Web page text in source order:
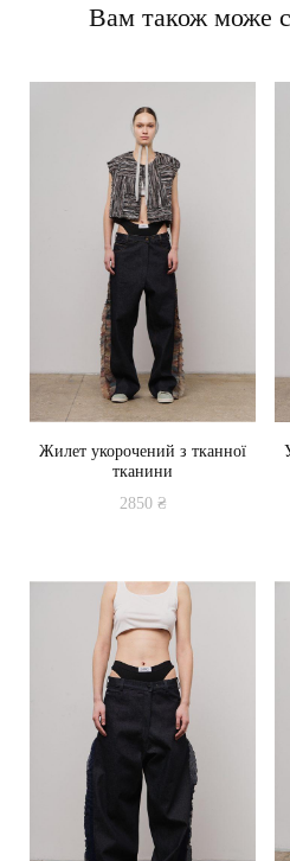
Вам також може
Жилет укорочений з тканної
тканини
2850 ₴
кілька
варіантів.
Параметри
можна
вибрати
на
сторінці